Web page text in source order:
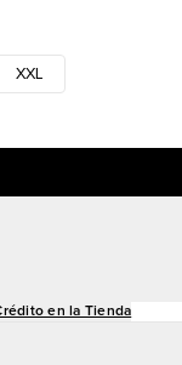
XXL
en la Tienda